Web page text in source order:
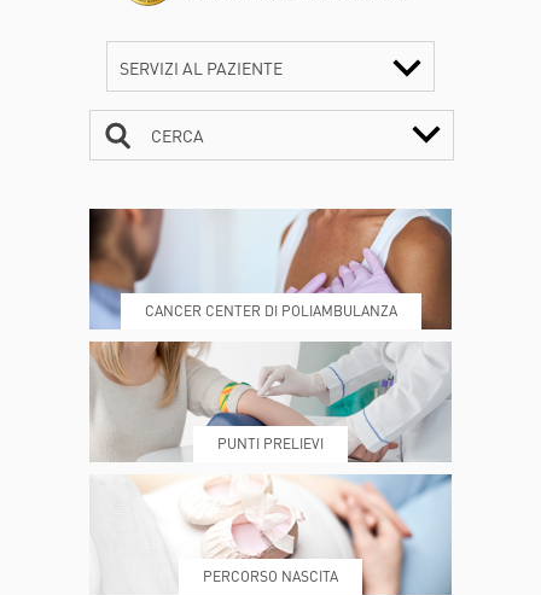
SERVIZI AL PAZIENTE
DOVE SIAMO ESAMI E VISITE
PRENOTA MY POLI
CERCA
CANCER CENTER DI POLIAMBULANZA
PUNTI PRELIEVI
PERCORSO NASCITA